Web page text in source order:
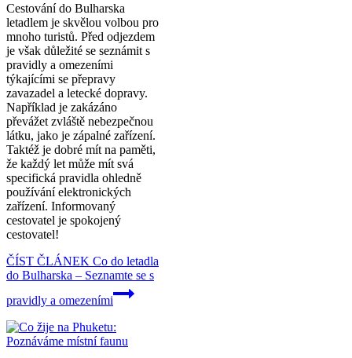
Cestování do Bulharska
letadlem je skvělou volbou pro
mnoho turistů. Před odjezdem
je však důležité se seznámit s
pravidly a omezeními
týkajícími se přepravy
zavazadel a letecké dopravy.
Například je zakázáno
převážet zvláště nebezpečnou
látku, jako je zápalné zařízení.
Taktéž je dobré mít na paměti,
že každý let může mít svá
specifická pravidla ohledně
používání elektronických
zařízení. Informovaný
cestovatel je spokojený
cestovatel!
ČÍST ČLÁNEK Co do letadla
do Bulharska – Seznamte se s
pravidly a omezeními